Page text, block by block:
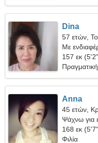
Dina
57 ετών,
Με
157 εκ
Anna
45 ετών,
Ψάχνω για
168 εκ
Φιλία